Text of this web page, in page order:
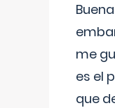
me
es el
que